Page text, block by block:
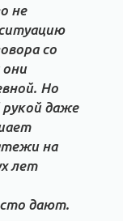
не
со
они
Но
даже
на
лет
дают.